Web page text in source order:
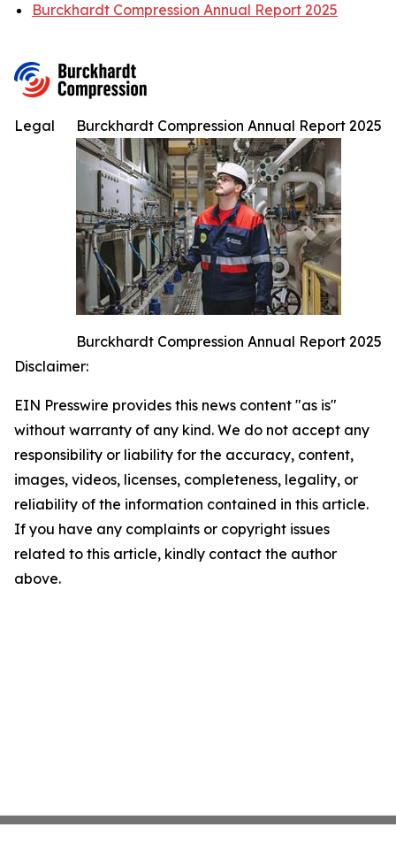
Burckhardt Compression Annual Report 2025
Burckhardt Compression Annual Report 2025
Burckhardt Compression Annual Report 2025
Legal
Disclaimer:
EIN Presswire provides this news content "as is"
without warranty of any kind. We do not accept any
responsibility or liability for the accuracy, content,
images, videos, licenses, completeness, legality, or
reliability of the information contained in this article.
If you have any complaints or copyright issues
related to this article, kindly contact the author
above.